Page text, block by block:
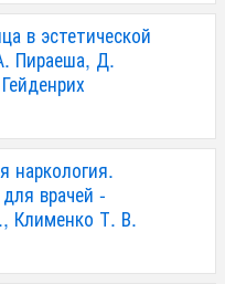
в эстетической
Пираеша, Д.
наркология.
врачей -
Клименко Т. В.